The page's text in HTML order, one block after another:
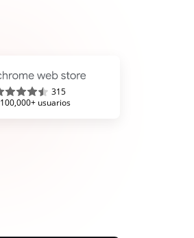
315
100,000+ usuarios